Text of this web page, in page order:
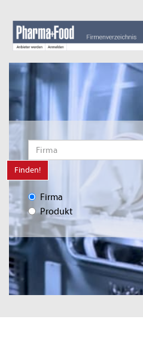
Finden!
Firma
Produkt